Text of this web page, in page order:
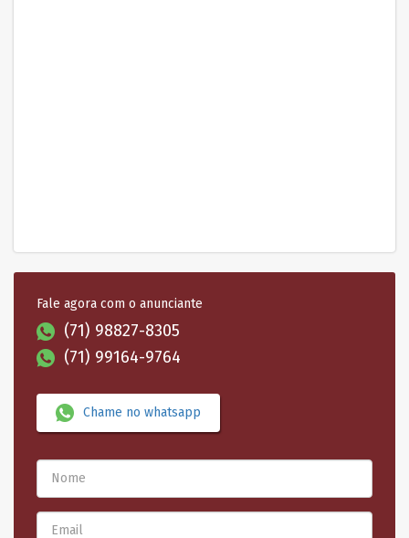
Fale agora com o anunciante
(71) 98827-8305
(71) 99164-9764
Chame no whatsapp